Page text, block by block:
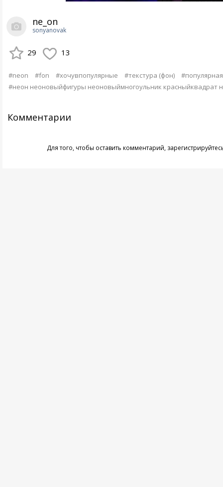
ne_on
sonyanovak
29 13
#neon #fon #хочувпопулярные #текстура (фон)
#популярная
#неон неоновыйфигуры неоновыймногоульник красныйквадрат
Комментарии
Для того, чтобы оставить комментарий,